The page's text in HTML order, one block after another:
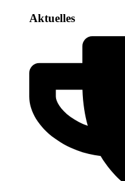
Aktuelles